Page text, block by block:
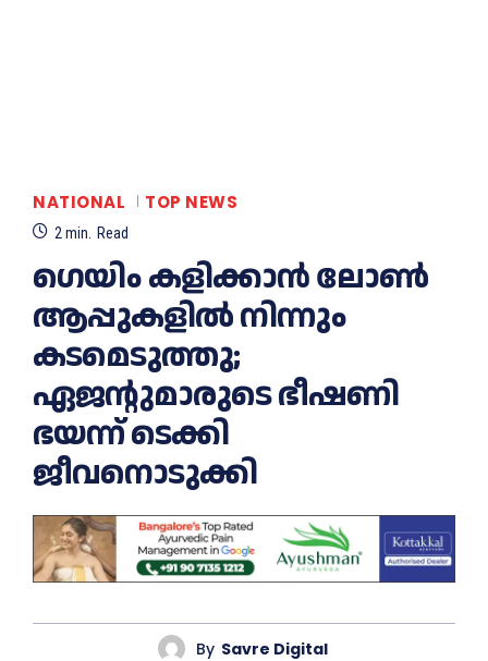
NATIONAL TOP NEWS
2 min. Read
ഗെയിം കളിക്കാൻ ലോൺ
ആപ്പുകളിൽ നിന്നും
കടമെടുത്തു;
ഏജന്റുമാരുടെ ഭീഷണി
ഭയന്ന് ടെക്കി
ജീവനൊടുക്കി
By Savre Digital